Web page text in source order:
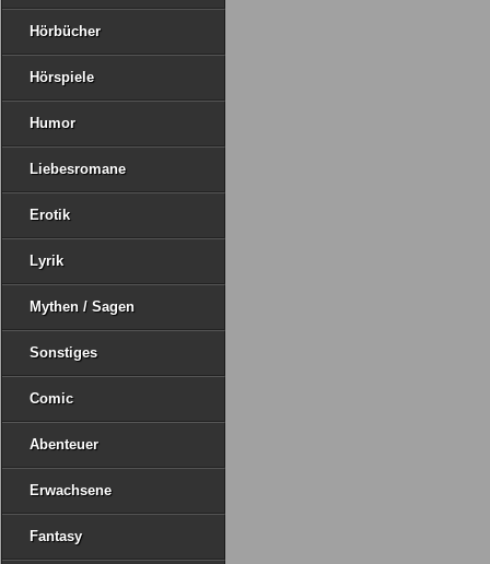
Hörbücher
Hörspiele
Humor
Liebesromane
Erotik
Lyrik
Mythen / Sagen
Sonstiges
Comic
Abenteuer
Erwachsene
Fantasy